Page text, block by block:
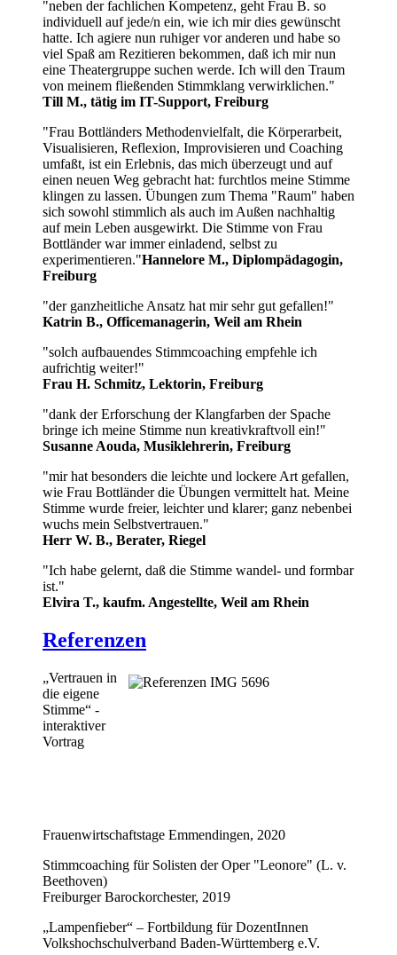
"neben der fachlichen Kompetenz, geht Frau B. so
individuell auf jede/n ein, wie ich mir dies gewünscht
hatte. Ich agiere nun ruhiger vor anderen und habe so
viel Spaß am Rezitieren bekommen, daß ich mir nun
eine Theatergruppe suchen werde. Ich will den Traum
von meinem fließenden Stimmklang verwirklichen."
Till M., tätig im IT-Support, Freiburg
"Frau Bottländers Methodenvielfalt, die Körperarbeit,
Visualisieren, Reflexion, Improvisieren und Coaching
umfaßt, ist ein Erlebnis, das mich überzeugt und auf
einen neuen Weg gebracht hat: furchtlos meine Stimme
klingen zu lassen. Übungen zum Thema "Raum" haben
sich sowohl stimmlich als auch im Außen nachhaltig
auf mein Leben ausgewirkt. Die Stimme von Frau
Bottländer war immer einladend, selbst zu
experimentieren."Hannelore M., Diplompädagogin,
Freiburg
"der ganzheitliche Ansatz hat mir sehr gut gefallen!"
Katrin B., Officemanagerin, Weil am Rhein
"solch aufbauendes Stimmcoaching empfehle ich
aufrichtig weiter!"
Frau H. Schmitz, Lektorin, Freiburg
"dank der Erforschung der Klangfarben der Spache
bringe ich meine Stimme nun kreativkraftvoll ein!"
Susanne Aouda, Musiklehrerin, Freiburg
"mir hat besonders die leichte und lockere Art gefallen,
wie Frau Bottländer die Übungen vermittelt hat. Meine
Stimme wurde freier, leichter und klarer; ganz nebenbei
wuchs mein Selbstvertrauen."
Herr W. B., Berater, Riegel
"Ich habe gelernt, daß die Stimme wandel- und formbar
ist."
Elvira T., kaufm. Angestellte, Weil am Rhein
Referenzen
„Vertrauen in
die eigene
Stimme“ -
interaktiver
Vortrag
Frauenwirtschaftstage Emmendingen, 2020
Stimmcoaching für Solisten der Oper "Leonore" (L. v.
Beethoven)
Freiburger Barockorchester, 2019
„Lampenfieber“ – Fortbildung für DozentInnen
Volkshochschulverband Baden-Württemberg e.V.